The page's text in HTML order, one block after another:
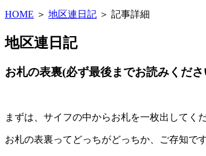
HOME ＞ 地区連日記 ＞ 記事詳細
地区連日記
お札の表裏(必ず最後までお読みくださ
まずは、サイフの中からお札を一枚出してく
お札の表裏ってどっちがどっちか、ご存知で